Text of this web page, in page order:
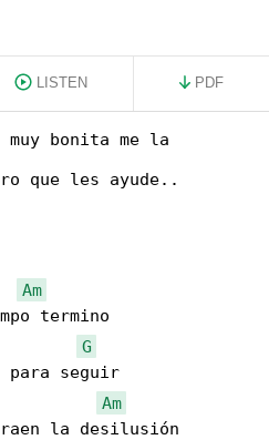
LISTEN PDF
muy bonita me la
que les ayude..
Am
termino
G
para seguir
Am
la desilusión